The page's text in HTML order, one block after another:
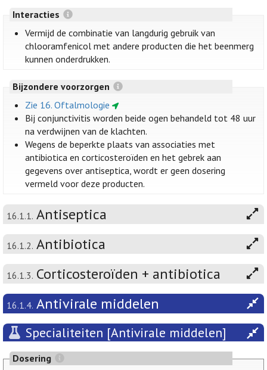
Interacties
Vermijd de combinatie van langdurig gebruik van
chlooramfenicol met andere producten die het beenmerg
kunnen onderdrukken.
Bijzondere voorzorgen
Zie 16. Oftalmologie
Bij conjunctivitis worden beide ogen behandeld tot 48 uur
na verdwijnen van de klachten.
Wegens de beperkte plaats van associaties met
antibiotica en corticosteroïden en het gebrek aan
gegevens over antiseptica, wordt er geen dosering
vermeld voor deze producten.
16.1.1. Antiseptica
16.1.2. Antibiotica
16.1.3. Corticosteroïden + antibiotica
16.1.4. Antivirale middelen
Specialiteiten [Antivirale middelen]
Dosering